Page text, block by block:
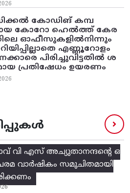
കോഡിങ് കമ്പ
കോറോ ഹെൽത്ത് കേര
ഓഫീസുകളിൽനിന്നും
എണ്ണൂറോളം
പിരിച്ചുവിട്ടതിൽ‌ ശ
പ്രതിഷേധം ഉയരണം
വി എസ്‌ അച്യുതാനന്ദന്റെ ഒ
വാര്‍ഷികം സമുചിതമായി